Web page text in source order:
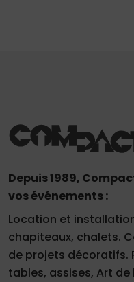
Depuis 1989,
vos événements :
Location et
chapiteaux, chalets.
de projets décoratifs.
tables, assises, Art